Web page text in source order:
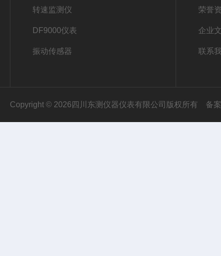
转速监测仪
DF9000仪表
振动传感器
荣誉
企业
联系
Copyright © 2026四川东测仪器仪表有限公司版权所有 备